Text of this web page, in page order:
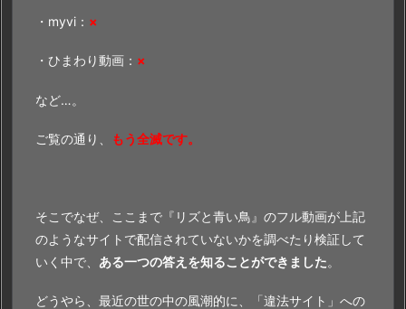
・myvi： ×
・ひまわり動画： ×
など…。
ご覧の通り、 もう全滅です。
そこでなぜ、ここまで『リズと青い鳥』のフル動画が上記
のようなサイトで配信されていないかを調べたり検証して
いく中で、 ある一つの答えを知ることができました。
どうやら、最近の世の中の風潮的に、「違法サイト」への